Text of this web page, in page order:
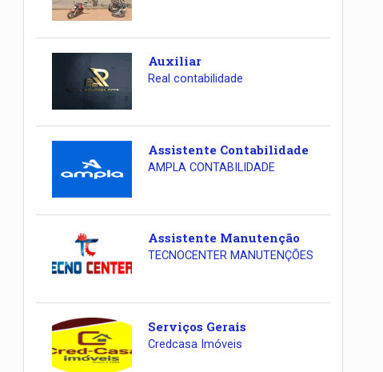
Auxiliar
Real contabilidade
Assistente Contabilidade
AMPLA CONTABILIDADE
Assistente Manutenção
TECNOCENTER MANUTENÇÕES
Serviços Gerais
Credcasa Imóveis